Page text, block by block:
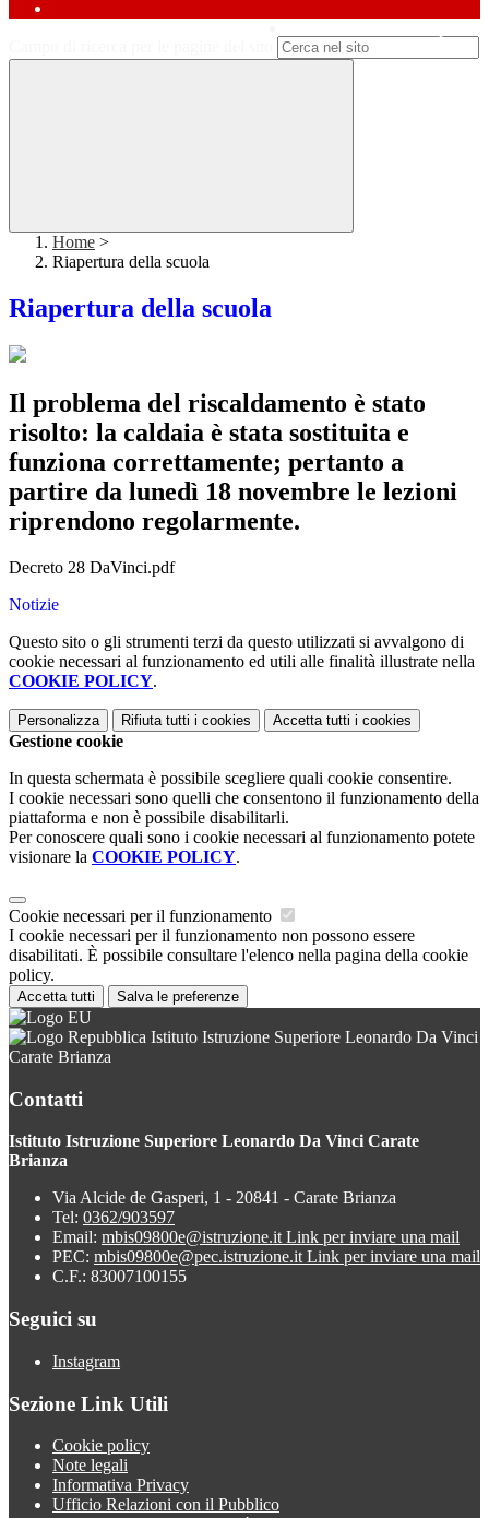
Home >
Riapertura della scuola
Riapertura della scuola
Il problema del riscaldamento è stato
risolto: la caldaia è stata sostituita e
funziona correttamente; pertanto a
partire da lunedì 18 novembre le lezioni
riprendono regolarmente.
Decreto 28 DaVinci.pdf
Notizie
Questo sito o gli strumenti terzi da questo utilizzati si avvalgono di
cookie necessari al funzionamento ed utili alle finalità illustrate nella
COOKIE POLICY.
Personalizza Rifiuta tutti i cookies Accetta tutti i cookies
Gestione cookie
In questa schermata è possibile scegliere quali cookie consentire.
I cookie necessari sono quelli che consentono il funzionamento della
piattaforma e non è possibile disabilitarli.
Per conoscere quali sono i cookie necessari al funzionamento potete
visionare la COOKIE POLICY.
Cookie necessari per il funzionamento
I cookie necessari per il funzionamento non possono essere
disabilitati. È possibile consultare l'elenco nella pagina della cookie
policy.
Accetta tutti Salva le preferenze
Istituto Istruzione Superiore Leonardo Da Vinci
Carate Brianza
Contatti
Istituto Istruzione Superiore Leonardo Da Vinci Carate
Brianza
Via Alcide de Gasperi, 1 - 20841 - Carate Brianza
Tel: 0362/903597
Email: mbis09800e@istruzione.it Link per inviare una mail
PEC: mbis09800e@pec.istruzione.it Link per inviare una mail
C.F.: 83007100155
Seguici su
Instagram
Sezione Link Utili
Cookie policy
Note legali
Informativa Privacy
Ufficio Relazioni con il Pubblico